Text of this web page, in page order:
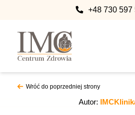
+48 730 597
Wróć do poprzedniej strony
Autor: